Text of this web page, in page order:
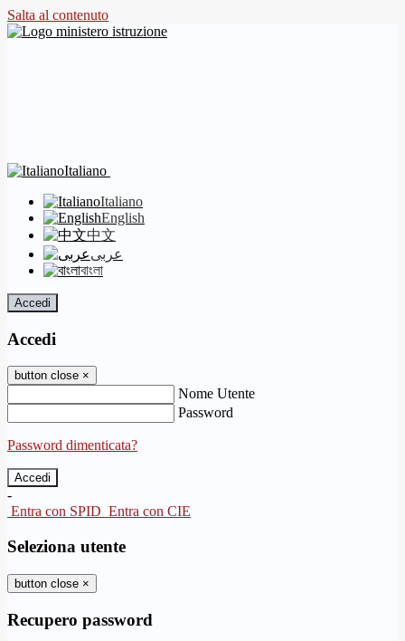
Salta al contenuto
Italiano
Italiano
English
中文
عربى
বাংলা
Accedi
Accedi
button close ×
Nome Utente
Password
Password dimenticata?
-
Entra con SPID Entra con CIE
Seleziona utente
button close ×
Recupero password